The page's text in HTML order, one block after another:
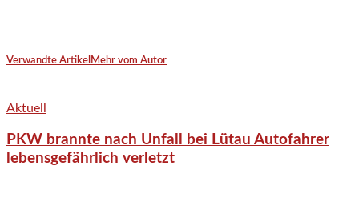
Verwandte Artikel Mehr vom Autor
Aktuell
PKW brannte nach Unfall bei Lütau Autofahrer
lebensgefährlich verletzt